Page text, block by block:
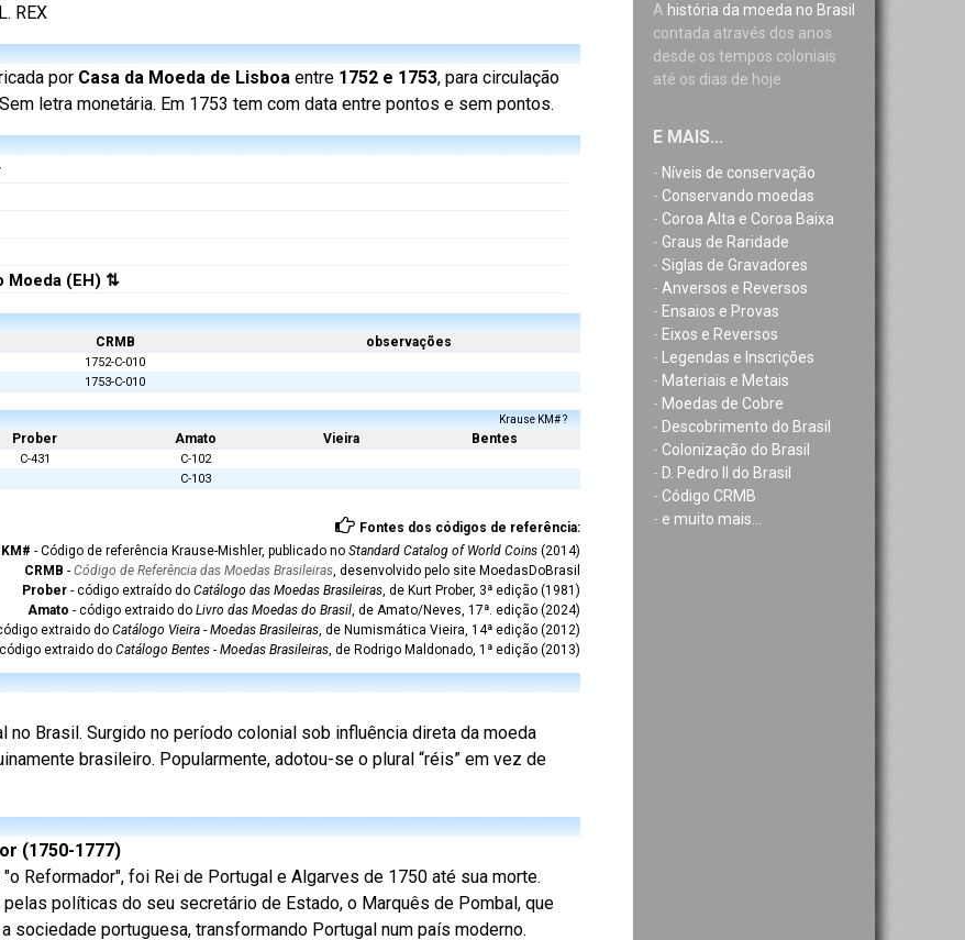
A história da moeda no Brasil
contada através dos anos
desde os tempos coloniais
até os dias de hoje.
E MAIS...
- Níveis de conservação
- Conservando moedas
- Coroa Alta e Coroa Baixa
- Graus de Raridade
- Siglas de Gravadores
- Anversos e Reversos
- Ensaios e Provas
- Eixos e Reversos
-
Legendas e Inscrições
- Materiais e Metais
- Moedas de Cobre
- Descobrimento do Brasil
- Colonização do Brasil
- D. Pedro II do Brasil
- Código CRMB
- e muito mais...
REX
por Casa da Moeda de Lisboa entre 1752 e 1753, para circulação
letra monetária. Em 1753 tem com data entre pontos e sem pontos.
Moeda (EH) ⇅
CRMB observações
1752-C-010
1753-C-010
Krause KM# ?
Prober Amato Vieira Bentes
C-431
C-102
C-103
Fontes dos códigos de referência:
KM# - Código de referência Krause-Mishler, publicado no Standard Catalog of World Coins (2014)
CRMB - Código de Referência das Moedas Brasileiras, desenvolvido pelo site MoedasDoBrasil
Prober - código extraído do Catálogo das Moedas Brasileiras, de Kurt Prober, 3ª edição (1981)
Amato - código extraido do Livro das Moedas do Brasil, de Amato/Neves, 17ª. edição (2024)
extraido do Catálogo Vieira - Moedas Brasileiras, de Numismática Vieira, 14ª edição (2012)
extraido do Catálogo Bentes - Moedas Brasileiras, de Rodrigo Maldonado, 1ª edição (2013)
Brasil. Surgido no período colonial sob influência direta da moeda
brasileiro. Popularmente, adotou-se o plural “réis” em vez de
(1750-1777)
Reformador", foi Rei de Portugal e Algarves de 1750 até sua morte.
políticas do seu secretário de Estado, o Marquês de Pombal, que
sociedade portuguesa, transformando Portugal num país moderno.